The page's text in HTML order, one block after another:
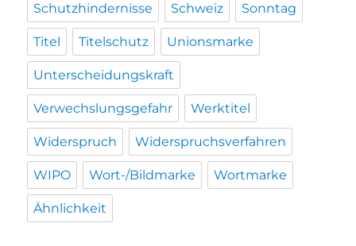
Schutzhindernisse Schweiz Sonntag
Titel Titelschutz Unionsmarke
Unterscheidungskraft
Verwechslungsgefahr Werktitel
Widerspruch Widerspruchsverfahren
WIPO Wort-/Bildmarke Wortmarke
Ähnlichkeit